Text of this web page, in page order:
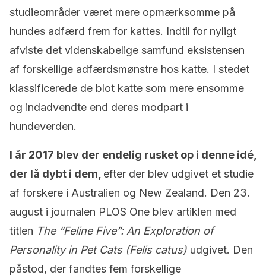
studieområder været mere opmærksomme på
hundes adfærd frem for kattes. Indtil for nyligt
afviste det videnskabelige samfund eksistensen
af forskellige adfærdsmønstre hos katte. I stedet
klassificerede de blot katte som mere ensomme
og indadvendte end deres modpart i
hundeverden.
I år 2017 blev der endelig rusket op i denne idé,
der lå dybt i dem, efter der blev udgivet et studie
af forskere i Australien og New Zealand. Den 23.
august i journalen PLOS One blev artiklen med
titlen The “Feline Five”: An Exploration of
Personality in Pet Cats (Felis catus) udgivet. Den
påstod, der fandtes fem forskellige